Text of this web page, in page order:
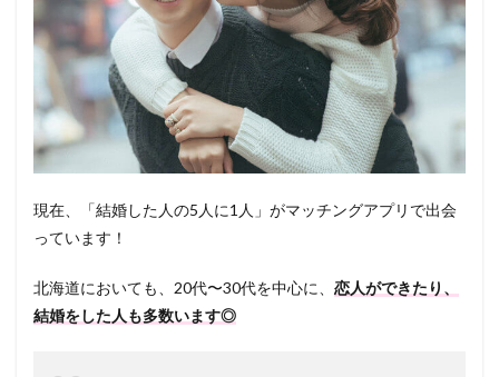
現在、「結婚した人の5人に1人」がマッチングアプリで出会
っています！
北海道においても、20代〜30代を中心に、 恋人ができたり、
結婚をした人も多数います◎